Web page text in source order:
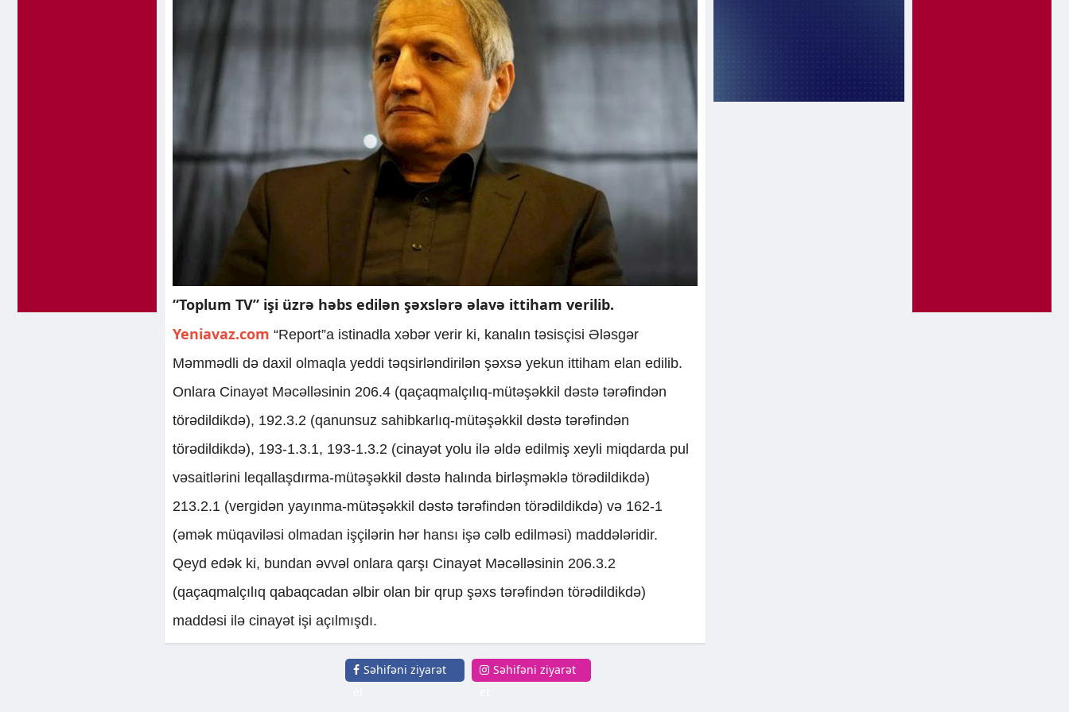
“Toplum TV” işi üzrə həbs edilən şəxslərə əlavə ittiham verilib.
Yeniavaz.com “Report”a istinadla xəbər verir ki, kanalın təsisçisi Ələsgər
Məmmədli də daxil olmaqla yeddi təqsirləndirilən şəxsə yekun ittiham elan edilib.
Onlara Cinayət Məcəlləsinin 206.4 (qaçaqmalçılıq-mütəşəkkil dəstə tərəfindən
törədildikdə), 192.3.2 (qanunsuz sahibkarlıq-mütəşəkkil dəstə tərəfindən
törədildikdə), 193-1.3.1, 193-1.3.2 (cinayət yolu ilə əldə edilmiş xeyli miqdarda pul
vəsaitlərini leqallaşdırma-mütəşəkkil dəstə halında birləşməklə törədildikdə)
213.2.1 (vergidən yayınma-mütəşəkkil dəstə tərəfindən törədildikdə) və 162-1
(əmək müqaviləsi olmadan işçilərin hər hansı işə cəlb edilməsi) maddələridir.
Qeyd edək ki, bundan əvvəl onlara qarşı Cinayət Məcəlləsinin 206.3.2
(qaçaqmalçılıq qabaqcadan əlbir olan bir qrup şəxs tərəfindən törədildikdə)
maddəsi ilə cinayət işi açılmışdı.
Səhifəni ziyarət
Səhifəni ziyarət